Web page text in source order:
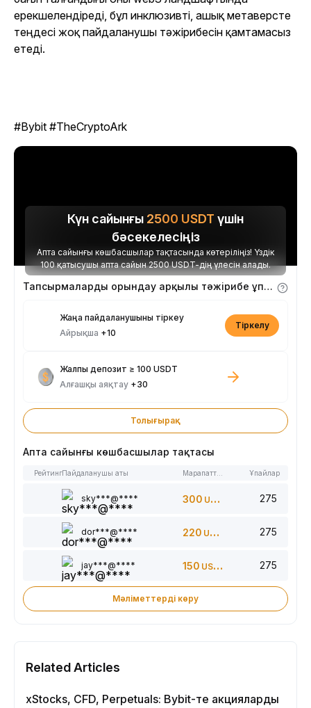
ерекшелендіреді, бұл инклюзивті, ашық метаверсте
теңдесі жоқ пайдаланушы тәжірибесін қамтамасыз
етеді.
#Bybit #TheCryptoArk
Күн сайынғы 2500 USDT үшін
бәсекелесіңіз
Апта сайынғы көшбасшылар тақтасында көтеріліңіз! Үздік
100 қатысушы апта сайын 2500 USDT-дің үлесін алады.
Тапсырмаларды орындау арқылы тәжірибе ұпайларын алыңыз
Жаңа пайдаланушыны тіркеу
Айрықша +10
Тіркелу
Жалпы депозит ≥ 100 USDT
Алғашқы аяқтау +30
Толығырақ
Апта сайынғы көшбасшылар тақтасы
РейтингПайдаланушы аты Ұпайлар
sky***@**** 300 USDT 275
dor***@**** 220 USDT 275
jay***@**** 150 USDT 275
Мәліметтерді көру
Related Articles
xStocks, CFD, Perpetuals: Bybit-те акцияларды